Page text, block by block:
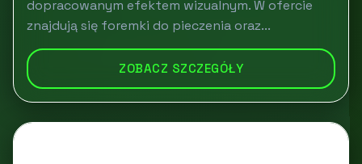
dopracowanym efektem wizualnym. W ofercie
znajdują się foremki do pieczenia oraz...
ZOBACZ SZCZEGÓŁY